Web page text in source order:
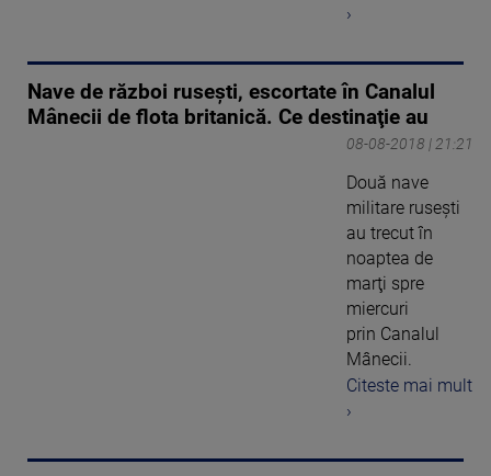
›
Nave de război ruseşti, escortate în Canalul
Mânecii de flota britanică. Ce destinaţie au
08-08-2018 | 21:21
Două nave
militare ruseşti
au trecut în
noaptea de
marţi spre
miercuri
prin Canalul
Mânecii.
Citeste mai mult
›